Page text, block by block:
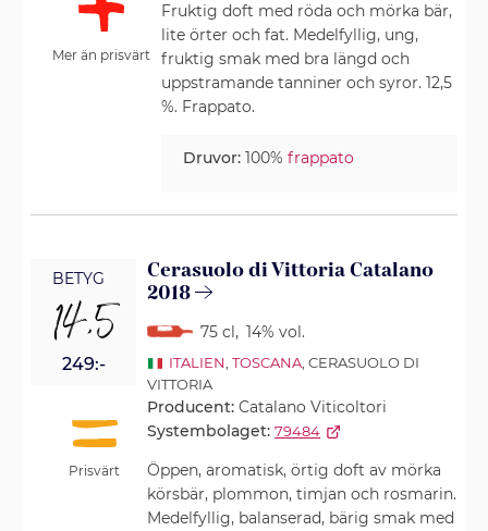
Mer än prisvärt
Fruktig doft med röda och mörka bär,
lite örter och fat. Medelfyllig, ung,
fruktig smak med bra längd och
uppstramande tanniner och syror. 12,5
%. Frappato.
Druvor: 100%frappato
BETYG
14,5
249:-
Prisvärt
Cerasuolo di Vittoria Catalano
2018
75 cl, 14% vol.
ITALIEN TOSCANA, CERASUOLO DI
VITTORIA
Producent:Catalano Viticoltori
Systembolaget: 79484
Öppen, aromatisk, örtig doft av mörka
körsbär, plommon, timjan och rosmarin.
Medelfyllig, balanserad, bärig smak med